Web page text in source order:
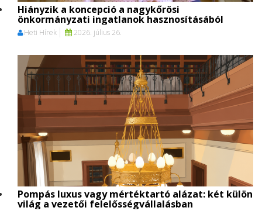
Hiányzik a koncepció a nagykőrösi
önkormányzati ingatlanok hasznosításából
Heti Hírek 2026. július 26.
Pompás luxus vagy mértéktartó alázat: két külön
világ a vezetői felelősségvállalásban